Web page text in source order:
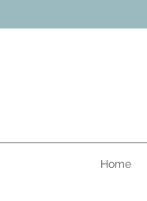
Home